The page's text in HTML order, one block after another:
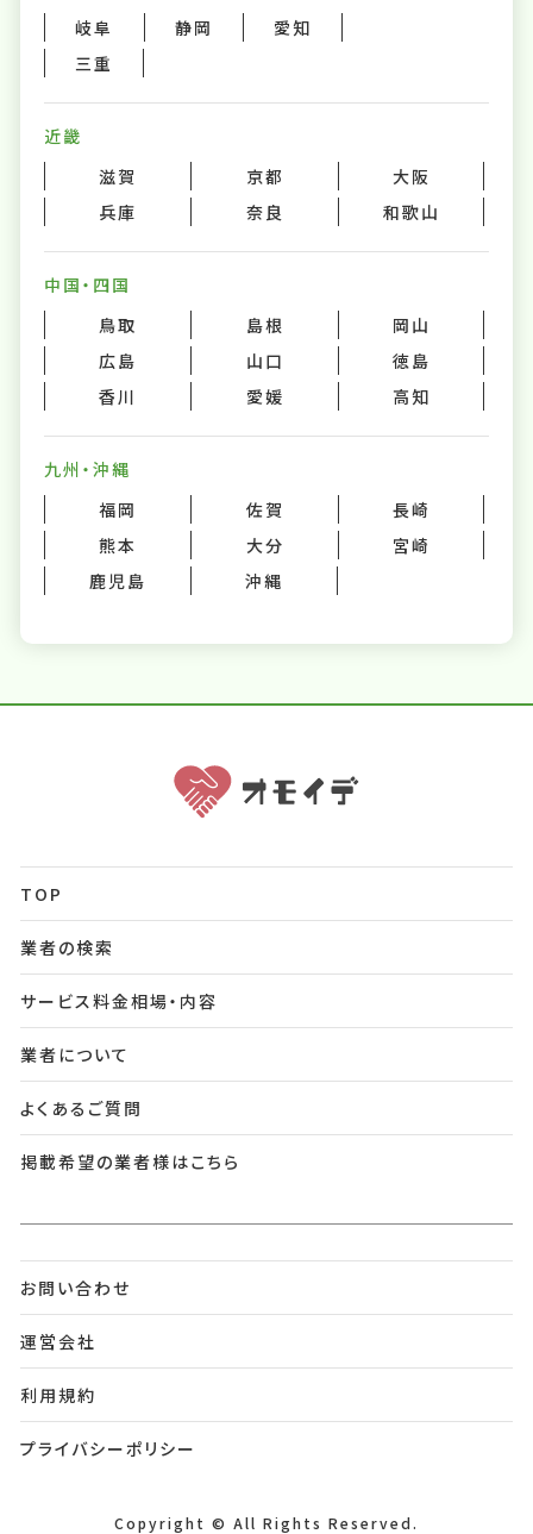
岐阜
静岡
愛知
三重
近畿
滋賀
京都
大阪
兵庫
奈良 和歌山
中国・四国
鳥取
島根
岡山
広島
山口
徳島
香川
愛媛 高知
九州・沖縄
福岡
佐賀
長崎
熊本
大分
宮崎
鹿児島
沖縄
TOP
業者の検索
サービス料金相場・内容
業者について
よくあるご質問
掲載希望の業者様はこちら
お問い合わせ
運営会社
利用規約
プライバシーポリシー
Copyright © All Rights Reserved.